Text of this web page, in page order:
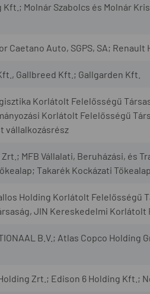
Molnár Szabolcs és Molnár
Caetano Auto, SGPS, SA; Renault
Gallbreed Kft.; Gallgarden Kft.
Korlátolt Felelősségű
Korlátolt Felelősségű
vállalkozásrész
MFB Vállalati, Beruházási, és
Takarék Kockázati
Holding Korlátolt Felelősségű
JIN Kereskedelmi Korlátolt
B.V.; Atlas Copco Holding
Zrt.; Edison 6 Holding Kft.;